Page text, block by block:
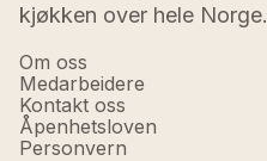
kjøkken over hele Norge.
Om oss
Medarbeidere
Kontakt oss
Åpenhetsloven
Personvern